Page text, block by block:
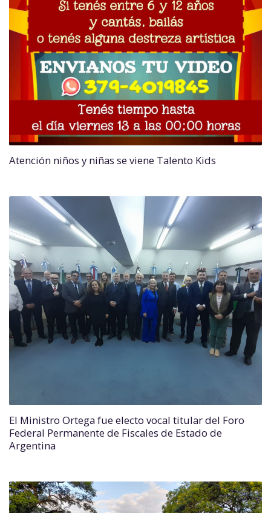
Atención niños y niñas se viene Talento Kids
El Ministro Ortega fue electo vocal titular del Foro
Federal Permanente de Fiscales de Estado de
Argentina